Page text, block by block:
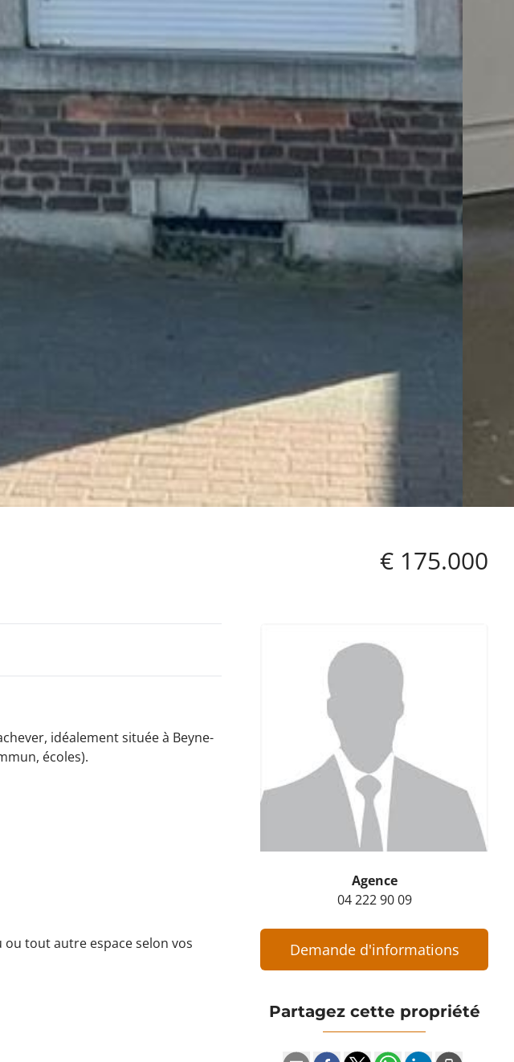
€ 175.000
idéalement située à Beyne-
écoles).
tout autre espace selon vos
Agence
04 222 90 09
Demande d'informations
Partagez cette propriété